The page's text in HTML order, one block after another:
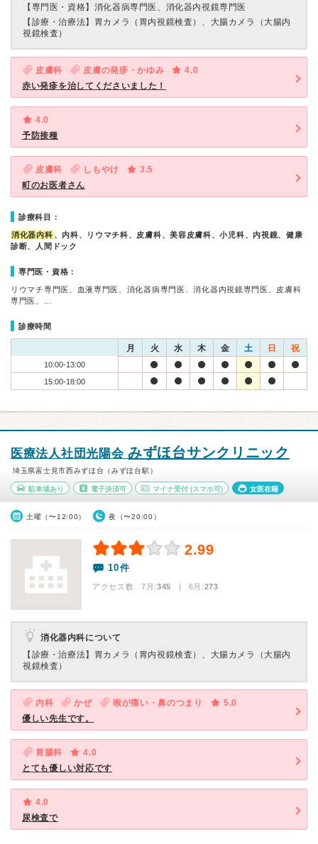
【専門医・資格】 消化器病専門医、消化器内視鏡専門医
【診療・治療法】 胃カメラ（胃内視鏡検査）、大腸カメラ（大腸内
視鏡検査）
皮膚科 皮膚の発疹・かゆみ
4.0
赤い発疹を治してくださいました！
4.0
予防接種
皮膚科 しもやけ
3.5
町のお医者さん
診療科目：
消化器内科 、内科、リウマチ科、皮膚科、美容皮膚科、小児科、内視鏡、健康
診断、人間ドック
専門医・資格：
リウマチ専門医、血液専門医、消化器病専門医、消化器内視鏡専門医、皮膚科
専門医、…
診療時間
月 火 水 木 金 土 日 祝
10:00-13:00
15:00-18:00
医療法人社団光陽会 みずほ台サンクリニック
埼玉県富士見市西みずほ台（みずほ台駅）
駐車場あり 電子決済可 マイナ受付 (スマホ可) 女医在籍
土曜（〜12:00） 夜（〜20:00）
2.99
10件
アクセス数 7月:345 | 6月:273
消化器内科について
【診療・治療法】 胃カメラ（胃内視鏡検査）、大腸カメラ（大腸内
視鏡検査）
内科 かぜ 喉が痛い・鼻のつまり
5.0
優しい先生です。
胃腸科
4.0
とても優しい対応です
4.0
尿検査で